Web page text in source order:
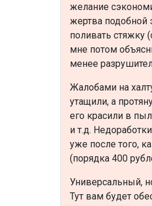
желание
жертва подобной
поливать стяжку
мне потом
менее
Жалобами на
утащили, а
его красили в
и т.д.
уже после того,
(порядка 400
Универсальный,
Тут вам будет